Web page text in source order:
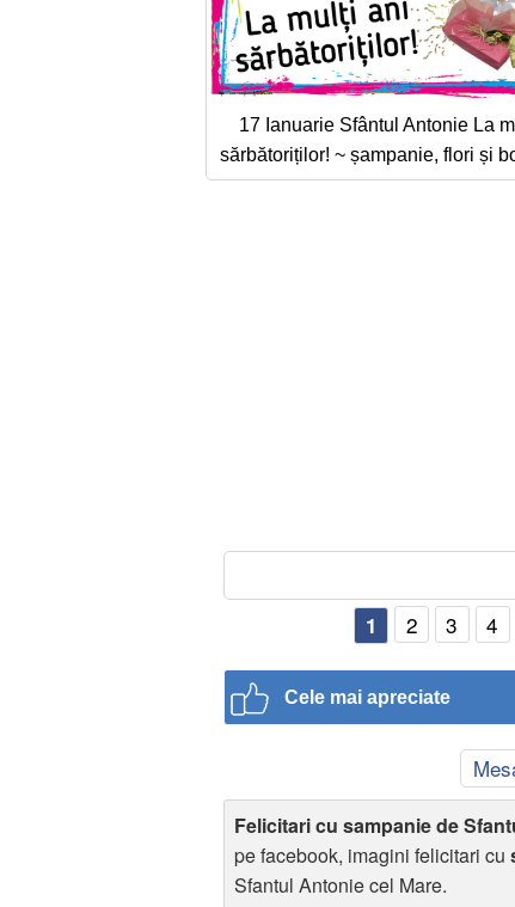
17 Ianuarie Sfântul Antonie La
sărbătoriților! ~ șampanie, flori și
1 2 3 4
Cele mai apreciate
Felicitari cu sampanie de
pe facebook, imagini felicitari cu
Sfantul Antonie cel Mare.